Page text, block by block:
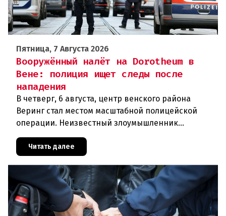
Пятница, 7 Августа 2026
Вооружённый налёт на Dorotheum в
Вене: полиция ищет следы после
нападения
В четверг, 6 августа, центр венского района
Веринг стал местом масштабной полицейской
операции. Неизвестный злоумышленник
совершил вооружённое нападение на филиал
знаменитого аукционного дома Dorotheu
Читать далее